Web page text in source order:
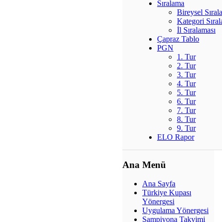
Sıralama
Bireysel
Kategori
İl Sıralaması
Çapraz Tablo
PGN
1. Tur
2. Tur
3. Tur
4. Tur
5. Tur
6. Tur
7. Tur
8. Tur
9. Tur
ELO Rapor
Ana Menü
Ana Sayfa
Türkiye Kupası
Yönergesi
Uygulama Yönergesi
Şampiyona Takvimi